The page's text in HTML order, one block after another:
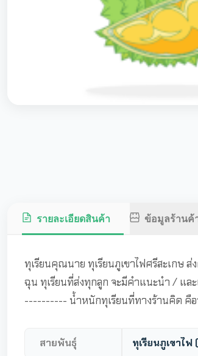
รายละเอียดสินค้า ข้อมูลร้านค้
ทุเรียนคุณนาย ทุเรียนภูเขาไฟศรีสะเกษ
ฉุน ทุเรียนที่ส่งทุกลูก จะมีคำแนะนำ / แ
---------- น้ำหนักทุเรียนที่ทางร้านคิด คือ
สายพันธุ์ ทุเรียนภูเขาไ